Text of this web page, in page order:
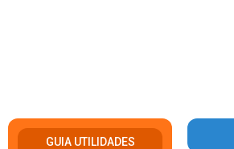
GUIA UTILIDADES